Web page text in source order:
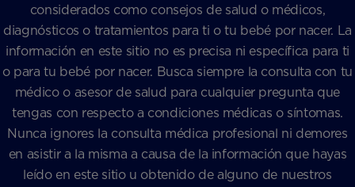
considerados como consejos de salud o médicos,
diagnósticos o tratamientos para ti o tu bebé por nacer. La
información en este sitio no es precisa ni específica para ti
o para tu bebé por nacer. Busca siempre la consulta con tu
médico o asesor de salud para cualquier pregunta que
tengas con respecto a condiciones médicas o síntomas.
Nunca ignores la consulta médica profesional ni demores
en asistir a la misma a causa de la información que hayas
leído en este sitio u obtenido de alguno de nuestros